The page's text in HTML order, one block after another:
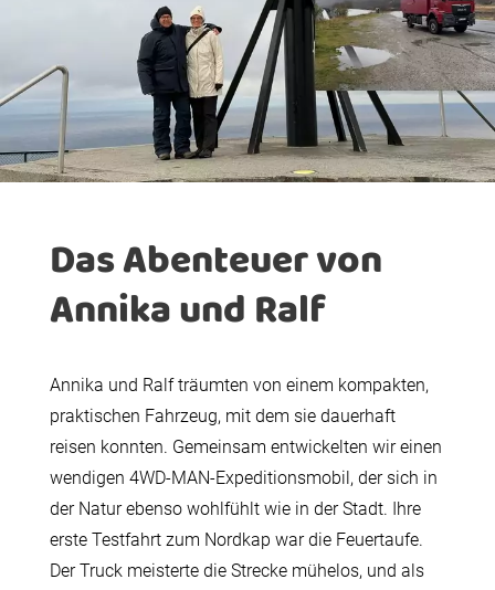
Das Abenteuer von
Annika und Ralf
Annika und Ralf träumten von einem kompakten,
praktischen Fahrzeug, mit dem sie dauerhaft
reisen konnten. Gemeinsam entwickelten wir einen
wendigen 4WD-MAN-Expeditionsmobil, der sich in
der Natur ebenso wohlfühlt wie in der Stadt. Ihre
erste Testfahrt zum Nordkap war die Feuertaufe.
Der Truck meisterte die Strecke mühelos, und als